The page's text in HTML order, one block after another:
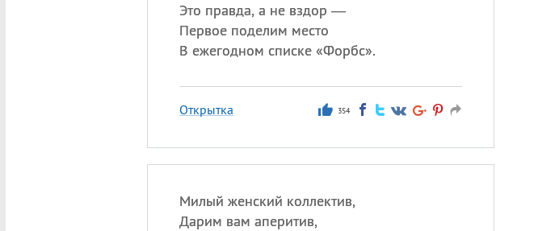
Это правда, а не вздор —
Первое поделим место
В ежегодном списке «Форбс».
Открытка 354
Милый женский коллектив,
Дарим вам аперитив,